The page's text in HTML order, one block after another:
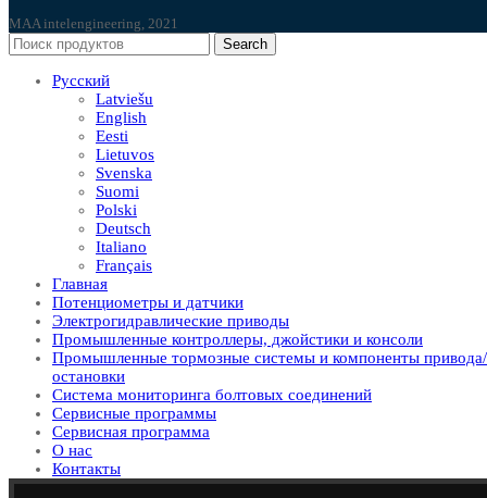
MAA intelengineering, 2021
Search
Русский
Latviešu
English
Eesti
Lietuvos
Svenska
Suomi
Polski
Deutsch
Italiano
Français
Главная
Потенциометры и датчики
Электрогидравлические приводы
Промышленные контроллеры, джойстики и консоли
Промышленные тормозные системы и компоненты привода/
остановки
Система мониторинга болтовых соединений
Сервисные программы
Сервисная программа
О нас
Контакты